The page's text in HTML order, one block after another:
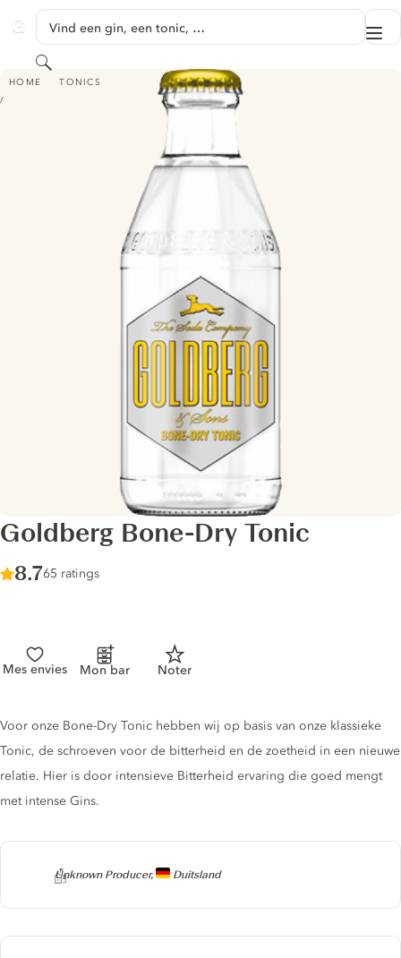
GINVENTORY
Vind een gin, een tonic, …
Zoeken
HOME TONICS
GOLDBERG BONE-DRY TONIC
Goldberg Bone-Dry Tonic
Score :
8.7/ 10
65 ratings
Mes envies Mon bar Noter
Producer
Unknown Producer, Duitsland
Tonic description
Voor onze Bone-Dry Tonic hebben wij op basis van onze klassieke
Tonic, de schroeven voor de bitterheid en de zoetheid in een nieuwe
relatie. Hier is door intensieve Bitterheid ervaring die goed mengt
met intense Gins.